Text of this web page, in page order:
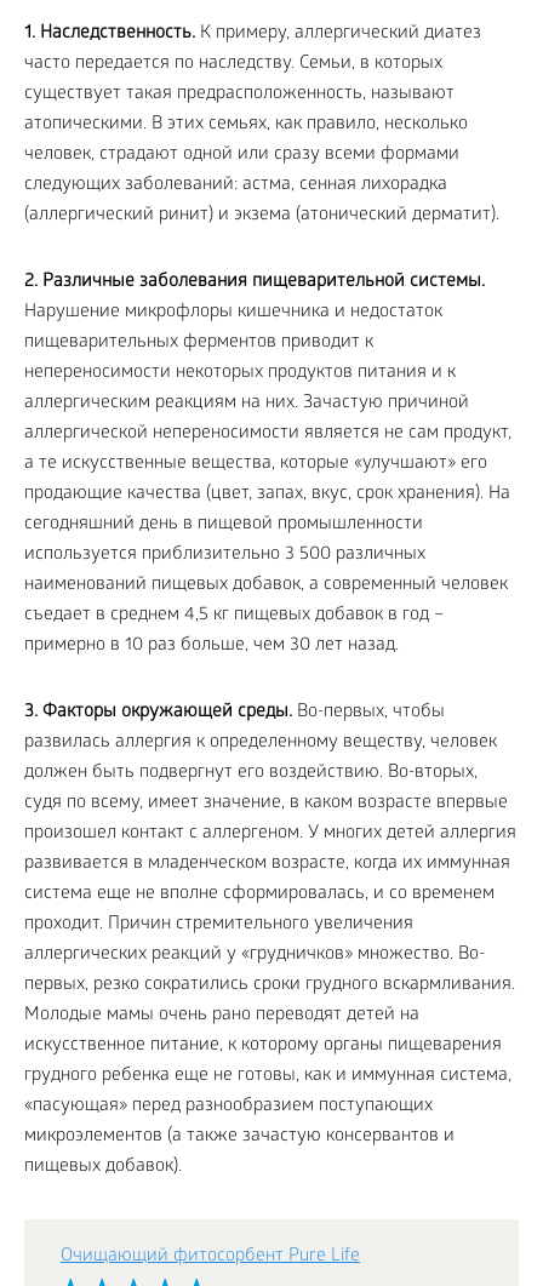
1. Наследственность. К примеру, аллергический диатез
часто передается по наследству. Семьи, в которых
существует такая предрасположенность, называют
атопическими. В этих семьях, как правило, несколько
человек, страдают одной или сразу всеми формами
следующих заболеваний: астма, сенная лихорадка
(аллергический ринит) и экзема (атонический дерматит).
2. Различные заболевания пищеварительной системы.
Нарушение микрофлоры кишечника и недостаток
пищеварительных ферментов приводит к
непереносимости некоторых продуктов питания и к
аллергическим реакциям на них. Зачастую причиной
аллергической непереносимости является не сам продукт,
а те искусственные вещества, которые «улучшают» его
продающие качества (цвет, запах, вкус, срок хранения). На
сегодняшний день в пищевой промышленности
используется приблизительно 3 500 различных
наименований пищевых добавок, а современный человек
съедает в среднем 4,5 кг пищевых добавок в год –
примерно в 10 раз больше, чем 30 лет назад.
3. Факторы окружающей среды. Во-первых, чтобы
развилась аллергия к определенному веществу, человек
должен быть подвергнут его воздействию. Во-вторых,
судя по всему, имеет значение, в каком возрасте впервые
произошел контакт с аллергеном. У многих детей аллергия
развивается в младенческом возрасте, когда их иммунная
система еще не вполне сформировалась, и со временем
проходит. Причин стремительного увеличения
аллергических реакций у «грудничков» множество. Во-
первых, резко сократились сроки грудного вскармливания.
Молодые мамы очень рано переводят детей на
искусственное питание, к которому органы пищеварения
грудного ребенка еще не готовы, как и иммунная система,
«пасующая» перед разнообразием поступающих
микроэлементов (а также зачастую консервантов и
пищевых добавок).
Очищающий фитосорбент Pure Life